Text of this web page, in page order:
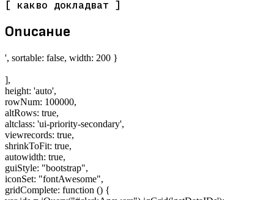
[ какво докладват ]
Описание
', sortable: false, width: 200 }
],
height: 'auto',
rowNum: 100000,
altRows: true,
altclass: 'ui-priority-secondary',
viewrecords: true,
shrinkToFit: true,
autowidth: true,
guiStyle: "bootstrap",
iconSet: "fontAwesome",
gridComplete: function () {